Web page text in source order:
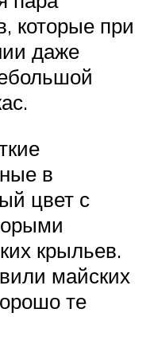
которые при
даже
в
цвет с
крыльев.
майских
те